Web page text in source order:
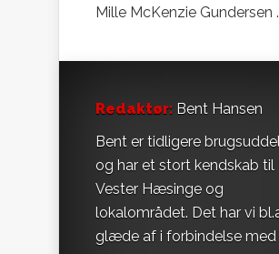
Mille McKenzie Gundersen .
Redaktør: Bent Hansen
Bent er tidligere
og har et stort kendskab til
Vester Hæsinge og
lokalområdet. Det har vi
glæde af i forbindelse med